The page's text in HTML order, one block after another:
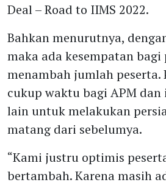
Deal – Road to IIMS 2022.
Bahkan menurutnya,
maka ada kesempatan
menambah jumlah peserta.
cukup waktu bagi APM
lain untuk melakukan
matang dari sebelumya.
“Kami justru optimis
bertambah. Karena masih